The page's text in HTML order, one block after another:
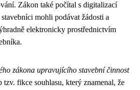
Zákon také počítal s digitalizací
mohli podávat žádosti a
elektronicky prostřednictvím
zákona upravujícího stavební činnost
tzv. fikce souhlasu, který znamenal, že